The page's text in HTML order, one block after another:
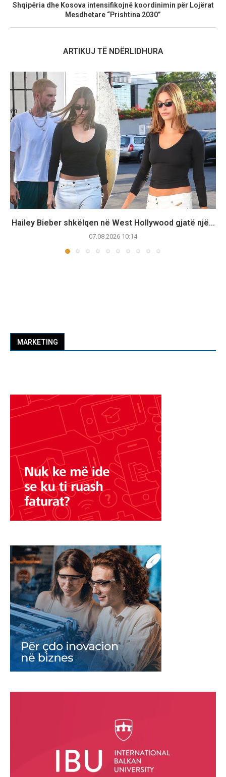
Shqipëria dhe Kosova intensifikojnë koordinimin për Lojërat
Mesdhetare “Prishtina 2030”
ARTIKUJ TË NDËRLIDHURA
Hailey Bieber shkëlqen në West Hollywood gjatë një...
07.08.2026 10:14
MARKETING